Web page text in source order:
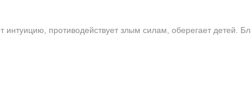
противодействует злым силам, оберегает детей.